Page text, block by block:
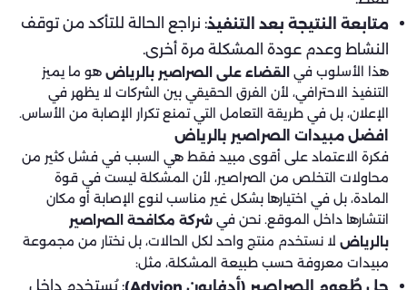
متابعة النتيجة بعد التنفيذ: نراجع الحالة للتأكد من توقف
النشاط وعدم عودة المشكلة مرة أخرى.
هذا الأسلوب في القضاء على الصراصير بالرياضهو ما يميز
التنفيذ الاحترافي، لأن الفرق الحقيقي بين الشركات لا يظهر في
الإعلان، بل في طريقة التعامل التي تمنع تكرار الإصابة من الأساس.
افضل مبيدات الصراصير​ بالرياض
فكرة الاعتماد على أقوى مبيد فقط هي السبب في فشل كثير من
محاولات التخلص من الصراصير، لأن المشكلة ليست في قوة
المادة، بل في اختيارها بشكل غير مناسب لنوع الإصابة أو مكان
انتشارها داخل الموقع. نحن في شركة مكافحة الصراصير
بالرياضلا نستخدم منتج واحد لكل الحالات، بل نختار من مجموعة
مبيدات معروفة حسب طبيعة المشكلة، مثل:
: يُستخدم داخل